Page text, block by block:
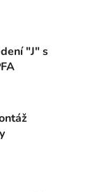
"J" s